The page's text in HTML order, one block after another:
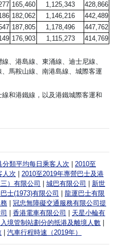
165,460 1,125,343
428,866
182,062 1,146,216
442,489
187,805 1,178,496
447,762
176,903 1,115,273 414,769
、港島線、東涌線、迪士尼線、
馬鞍山線、南港島線、城際客運
和港鐵線，以及港鐵城際客運和
分類平均每日乘客人次 | 2010至
人次 | 2010至2019年專營巴士及港
）有限公司 | 城巴有限公司 | 新世
士(1973)有限公司 | 龍運巴士有限
| 冠忠無障礙交通服務有限公司提
| 香港電車有限公司 | 天星小輪有
境管制站劃分的抵港及離境人數 |
| 汽車行程時速（2019年）